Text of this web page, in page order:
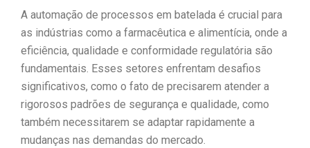
A automação de processos em batelada é crucial para
as indústrias como a farmacêutica e alimentícia, onde a
eficiência, qualidade e conformidade regulatória são
fundamentais. Esses setores enfrentam desafios
significativos, como o fato de precisarem atender a
rigorosos padrões de segurança e qualidade, como
também necessitarem se adaptar rapidamente a
mudanças nas demandas do mercado.